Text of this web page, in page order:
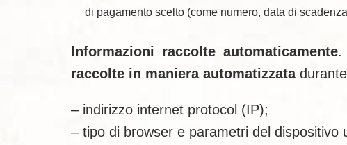
di pagamento scelto (come numero, data di
Informazioni raccolte automaticamente.
raccolte in maniera automatizzatadurante
– indirizzo internet protocol (IP);
– tipo di browser e parametri del dispositivo